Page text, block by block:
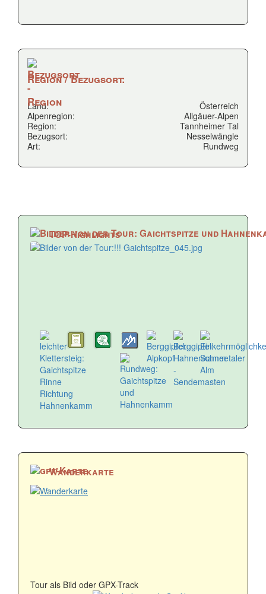
Region / Bezugsort:
Land:
Österreich
Alpenregion:
Allgäuer-Alpen
Region:
Tannheimer Tal
Bezugsort:
Nesselwängle
Art:
Rundweg
TOP-Highlights
Wanderkarte
Tour als Bild oder GPX-Track